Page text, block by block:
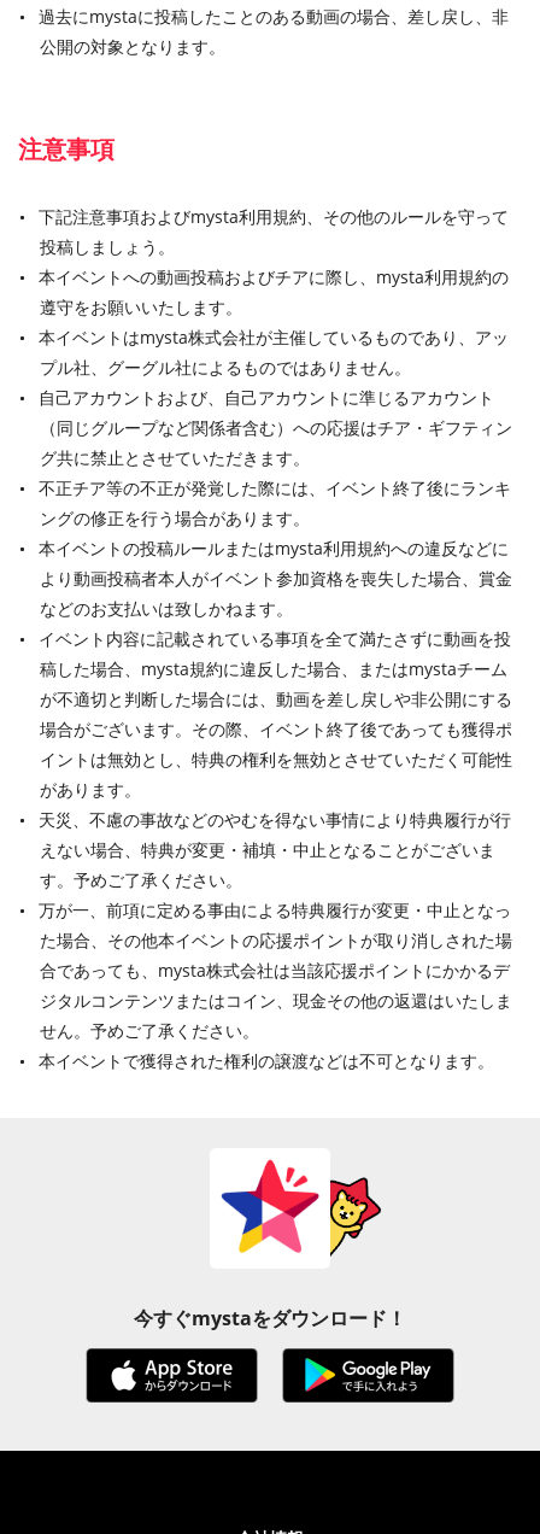
過去にmystaに投稿したことのある動画の場合、差し戻し、非
公開の対象となります。
注意事項
下記注意事項およびmysta利用規約、その他のルールを守って
投稿しましょう。
本イベントへの動画投稿およびチアに際し、mysta利用規約の
遵守をお願いいたします。
本イベントはmysta株式会社が主催しているものであり、アッ
プル社、グーグル社によるものではありません。
自己アカウントおよび、自己アカウントに準じるアカウント
（同じグループなど関係者含む）への応援はチア・ギフティン
グ共に禁止とさせていただきます。
不正チア等の不正が発覚した際には、イベント終了後にランキ
ングの修正を行う場合があります。
本イベントの投稿ルールまたはmysta利用規約への違反などに
より動画投稿者本人がイベント参加資格を喪失した場合、賞金
などのお支払いは致しかねます。
イベント内容に記載されている事項を全て満たさずに動画を投
稿した場合、mysta規約に違反した場合、またはmystaチーム
が不適切と判断した場合には、動画を差し戻しや非公開にする
場合がございます。その際、イベント終了後であっても獲得ポ
イントは無効とし、特典の権利を無効とさせていただく可能性
があります。
天災、不慮の事故などのやむを得ない事情により特典履行が行
えない場合、特典が変更・補填・中止となることがございま
す。予めご了承ください。
万が一、前項に定める事由による特典履行が変更・中止となっ
た場合、その他本イベントの応援ポイントが取り消しされた場
合であっても、mysta株式会社は当該応援ポイントにかかるデ
ジタルコンテンツまたはコイン、現金その他の返還はいたしま
せん。予めご了承ください。
本イベントで獲得された権利の譲渡などは不可となります。
今すぐmystaをダウンロード！